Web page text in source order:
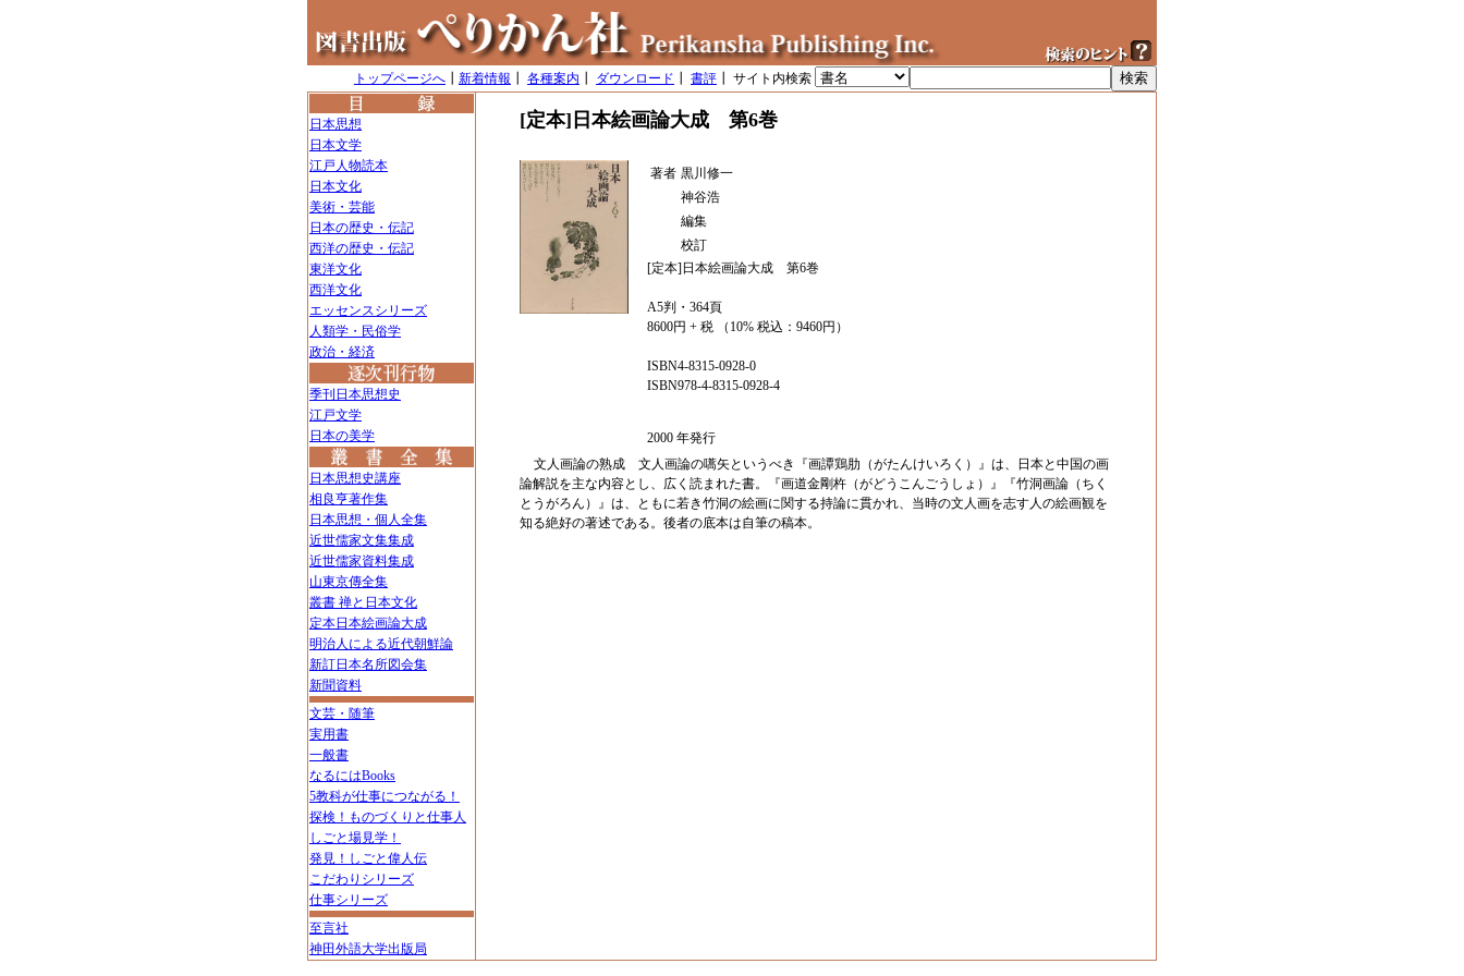
トップページへ 新着情報 各種案内 ダウンロード 書評 ┃ サイト内検索
日本思想
日本文学
江戸人物読本
日本文化
美術・芸能
日本の歴史・伝記
西洋の歴史・伝記
東洋文化
西洋文化
エッセンスシリーズ
人類学・民俗学
政治・経済
季刊日本思想史
江戸文学
日本の美学
日本思想史講座
相良亨著作集
日本思想・個人全集
近世儒家文集集成
近世儒家資料集成
山東京傳全集
叢書 禅と日本文化
定本日本絵画論大成
明治人による近代朝鮮論
新訂日本名所図会集
新聞資料
文芸・随筆
実用書
一般書
なるにはBooks
5教科が仕事につながる！
探検！ものづくりと仕事人
しごと場見学！
発見！しごと偉人伝
こだわりシリーズ
仕事シリーズ
至言社
神田外語大学出版局
[定本]日本絵画論大成 第6巻
著者 黒川修一
神谷浩
編集
校訂
[定本]日本絵画論大成 第6巻
A5判・364頁
8600円 + 税 （10% 税込：9460円）
ISBN4-8315-0928-0
ISBN978-4-8315-0928-4
2000 年発行
文人画論の熟成 文人画論の嚆矢というべき『画譚鶏肋（がたんけいろく）』は、日本と中国の画
論解説を主な内容とし、広く読まれた書。『画道金剛杵（がどうこんごうしょ）』『竹洞画論（ちく
とうがろん）』は、ともに若き竹洞の絵画に関する持論に貫かれ、当時の文人画を志す人の絵画観を
知る絶好の著述である。後者の底本は自筆の稿本。